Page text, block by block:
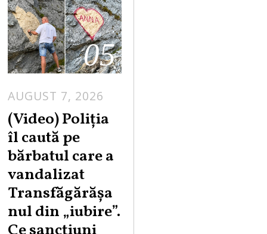
05
AUGUST 7, 2026
U
G
S
7
,
(Video) Poliția
îl caută pe
bărbatul care a
vandalizat
Transfăgărășa
nul din „iubire”.